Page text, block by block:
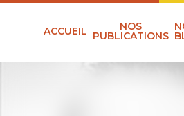
ACCUEIL NOS
PUBLICATIONS